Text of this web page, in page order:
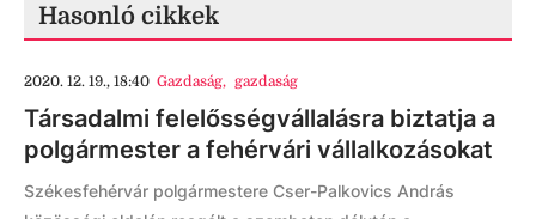
Hasonló cikkek
2020. 12. 19., 18:40 Gazdaság, gazdaság
Társadalmi felelősségvállalásra biztatja a
polgármester a fehérvári vállalkozásokat
Székesfehérvár polgármestere Cser-Palkovics András